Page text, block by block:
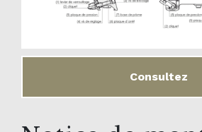
Consultez